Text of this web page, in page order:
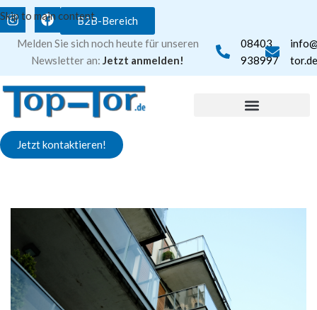
Skip to main contentB2B-Bereich
Melden Sie sich noch heute für unseren
Newsletter an: Jetzt anmelden!
08403
938997
tor.de
Jetzt kontaktieren!